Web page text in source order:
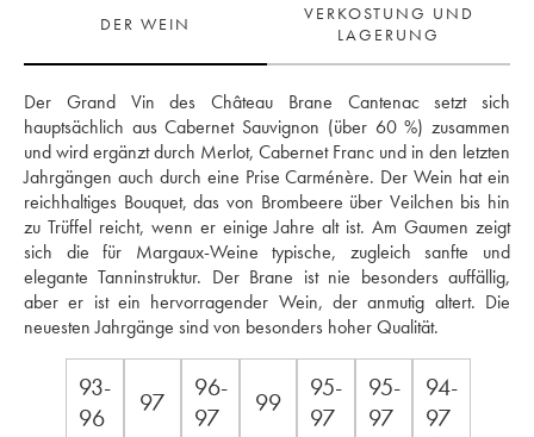
DER WEIN
VERKOSTUNG UND
LAGERUNG
Der Grand Vin des Château Brane Cantenac setzt sich
hauptsächlich aus Cabernet Sauvignon (über 60 %) zusammen
und wird ergänzt durch Merlot, Cabernet Franc und in den letzten
Jahrgängen auch durch eine Prise Carménère. Der Wein hat ein
reichhaltiges Bouquet, das von Brombeere über Veilchen bis hin
zu Trüffel reicht, wenn er einige Jahre alt ist. Am Gaumen zeigt
sich die für Margaux-Weine typische, zugleich sanfte und
elegante Tanninstruktur. Der Brane ist nie besonders auffällig,
aber er ist ein hervorragender Wein, der anmutig altert. Die
neuesten Jahrgänge sind von besonders hoher Qualität.
93-
96
97
96-
97
99
95-
97
95-
97
94-
97